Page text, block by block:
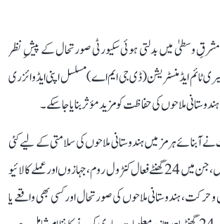
وسطیٰ میں بدلتی ہوئی سکیورٹی صورتحال کے پیشِ نظر
ٹائم ایڈمنسٹریشن (ڈی جی ایم اے) مسلسل اپنی ایڈوائزری
ملاحوں کی حفاظت کو مزید مؤثر بنایا جا سکے۔
آبنائے ہرمز میں ہندوستانی ملاحوں کی سلامتی کے لیے کئی
اضافی اقدامات بھی کیے ہیں، جن میں 24 گھنٹے فعال کنٹرول روم، جہازوں اور عملے کا لائیو
حرکت، ہندوستانی ملاحوں کی صورتحال اور کسی بھی واقعے یا